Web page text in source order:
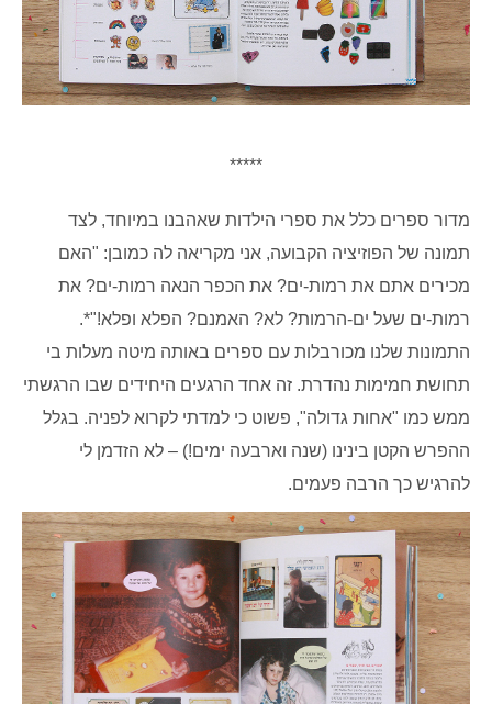
*****
מדור ספרים כלל את ספרי הילדות שאהבנו במיוחד, לצד
תמונה של הפוזיציה הקבועה, אני מקריאה לה כמובן: "האם
מכירים אתם את רמות-ים? את הכפר הנאה רמות-ים? את
רמות-ים שעל ים-הרמות? לא? האמנם? הפלא ופלא!"*.
התמונות שלנו מכורבלות עם ספרים באותה מיטה מעלות בי
תחושת חמימות נהדרת. זה אחד הרגעים היחידים שבו הרגשתי
ממש כמו "אחות גדולה", פשוט כי למדתי לקרוא לפניה. בגלל
ההפרש הקטן בינינו (שנה וארבעה ימים!) – לא הזדמן לי
להרגיש כך הרבה פעמים.